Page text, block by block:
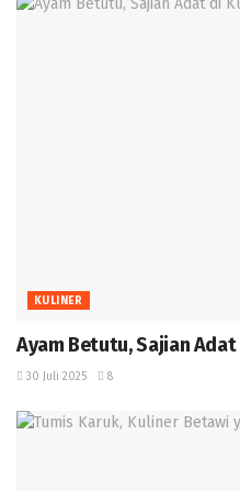
KULINER
Ayam Betutu, Sajian
30 Juli 2025 8